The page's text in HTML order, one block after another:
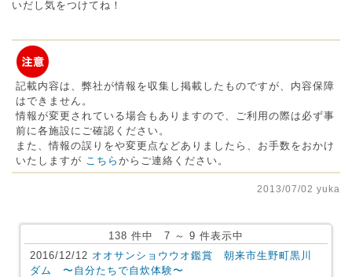
いだし気をつけてね！
記載内容は、弊社が情報を収集し掲載したものですが、内容保障
はできません。
情報が変更されている場合もありますので、ご利用の際は必ず事
前に各施設にご確認ください。
また、情報の誤りをや変更点などありましたら、お手数をおかけ
いたしますが こちら からご連絡ください。
2013/07/02 yuka
138 件中 7 ～ 9 件表示中
2016/12/12 オオサンショウウオ鑑賞 朝来市生野町黒川
ダム 〜自分たちで自炊体験〜